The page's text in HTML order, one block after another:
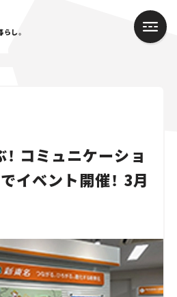
し。
コミュニケーショ
イベント開催！ 3月